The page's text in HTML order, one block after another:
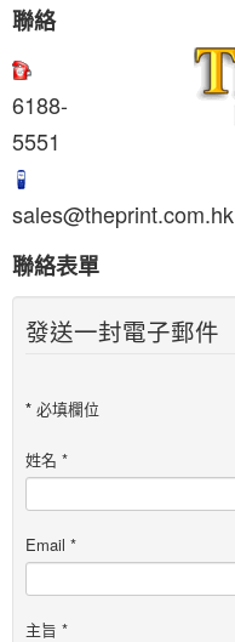
聯絡
6188-
5551
sales@theprint.com.hk
聯絡表單
發送一封電子郵件
* 必填欄位
姓名 *
Email *
主旨 *